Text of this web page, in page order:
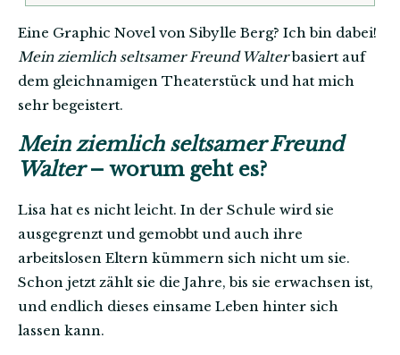
Eine Graphic Novel von Sibylle Berg? Ich bin dabei!
Mein ziemlich seltsamer Freund Walterbasiert auf
dem gleichnamigen Theaterstück und hat mich
sehr begeistert.
Mein ziemlich seltsamer Freund
Walter– worum geht es?
Lisa hat es nicht leicht. In der Schule wird sie
ausgegrenzt und gemobbt und auch ihre
arbeitslosen Eltern kümmern sich nicht um sie.
Schon jetzt zählt sie die Jahre, bis sie erwachsen ist,
und endlich dieses einsame Leben hinter sich
lassen kann.